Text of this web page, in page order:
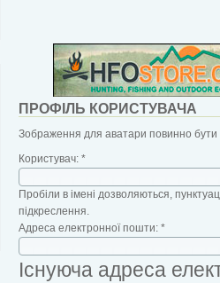
ПРОФІЛЬ КОРИСТУВАЧА
Зображення для аватари повинно бути
Користувач: *
Пробіли в імені дозволяються,
підкреслення.
Адреса електронної пошти: *
Існуюча адреса